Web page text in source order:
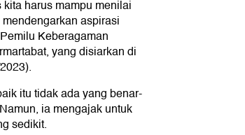
harus mampu menilai
aspirasi
Keberagaman
yang disiarkan di
itu tidak ada yang benar-
ia mengajak untuk
sedikit.